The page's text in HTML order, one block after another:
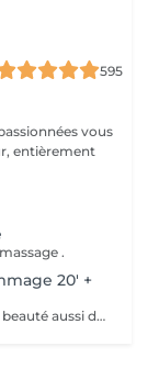
595
vous
entièrement
.
20' +
Soin hydratant, relaxant pour un moment de beauté aussi doux qu'un alizé. Délicieuse parenthèse de bien-être, ce soin est un appel à l'évasion. Gommage du corps , suivi d'un massage relaxant.